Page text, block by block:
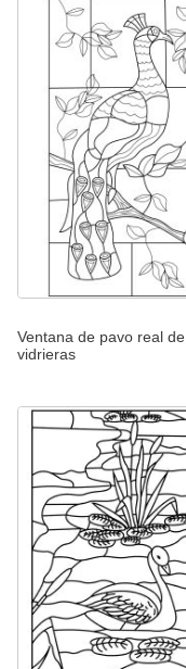
Ventana de pavo real de
vidrieras